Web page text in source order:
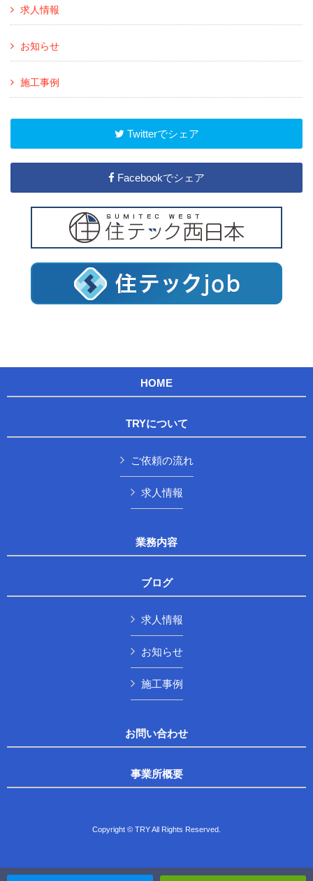
求人情報
お知らせ
施工事例
Twitterでシェア
Facebookでシェア
HOME
TRYについて
ご依頼の流れ
求人情報
業務内容
ブログ
求人情報
お知らせ
施工事例
お問い合わせ
事業所概要
Copyright © TRY All Rights Reserved.